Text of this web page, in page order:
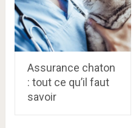
Assurance chaton
: tout ce qu’il faut
savoir